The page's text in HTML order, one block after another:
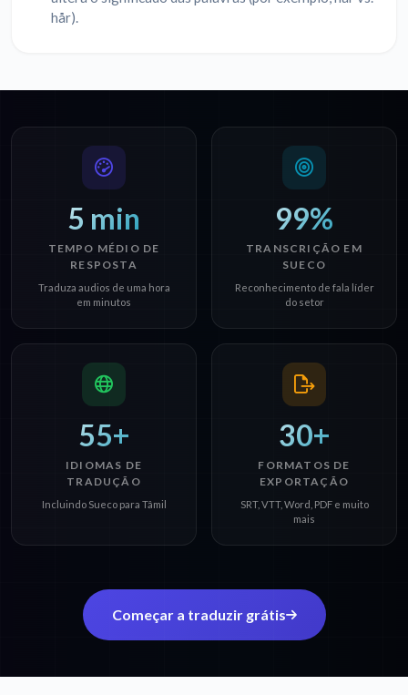
hår).
5 min
TEMPO MÉDIO DE
RESPOSTA
Traduza audios de uma hora
em minutos
99%
TRANSCRIÇÃO EM
SUECO
Reconhecimento de fala líder
do setor
55+
IDIOMAS DE
TRADUÇÃO
Incluindo Sueco para Tâmil
30+
FORMATOS DE
EXPORTAÇÃO
SRT, VTT, Word, PDF e muito
mais
Começar a traduzir grátis